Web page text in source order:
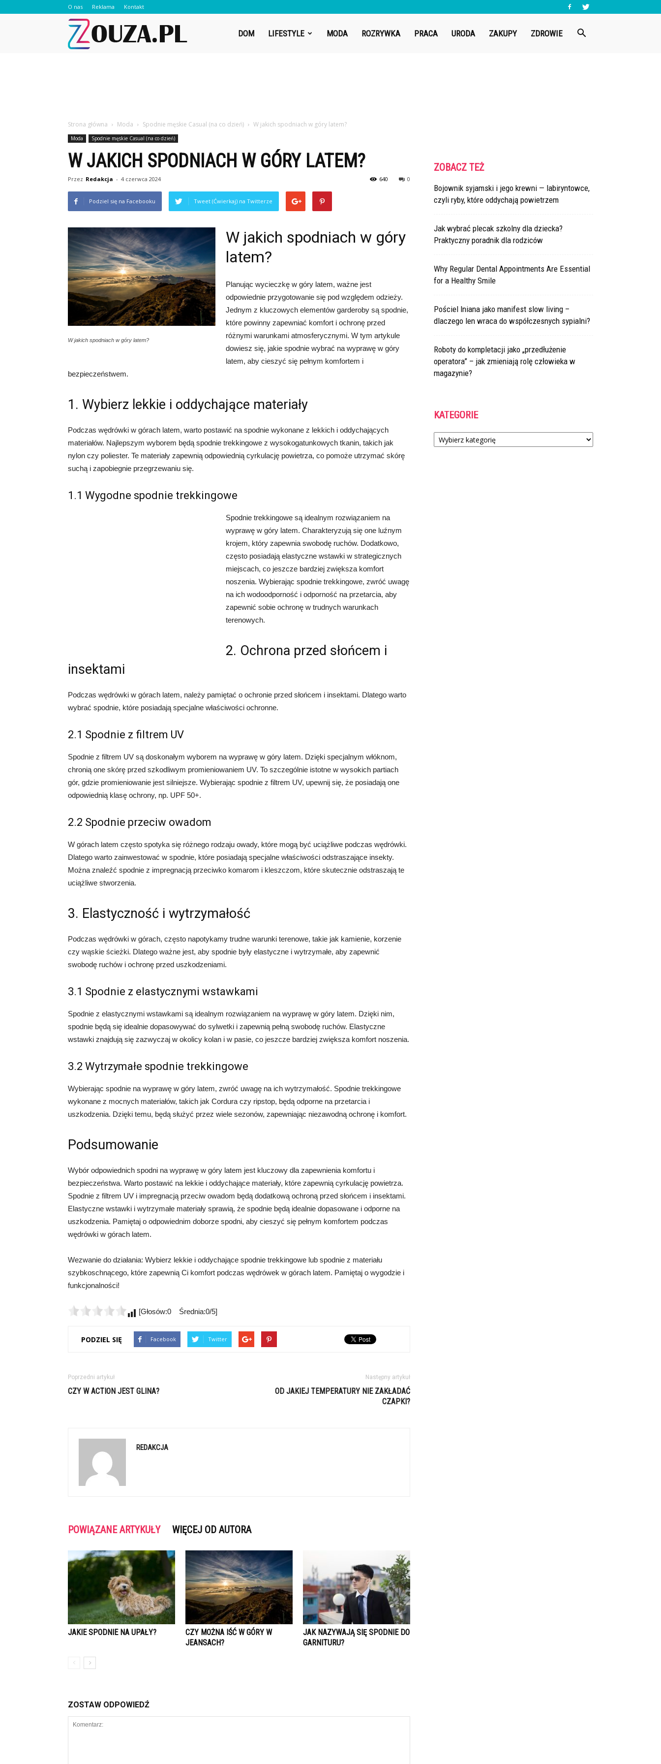
O nas Reklama Kontakt
DOM LIFESTYLE MODA ROZRYWKA PRACA URODA ZAKUPY ZDROWIE
Strona główna Moda Spodnie męskie Casual (na co dzień) W jakich spodniach w góry latem?
Moda Spodnie męskie Casual (na co dzień)
W JAKICH SPODNIACH W GÓRY LATEM?
Przez Redakcja - 4 czerwca 2024 0
640
Podziel się na Facebooku Tweet (Ćwierkaj) na Twitterze
W jakich spodniach w góry latem?
W jakich spodniach w góry
latem?
Planując wycieczkę w góry latem, ważne jest
odpowiednie przygotowanie się pod względem odzieży.
Jednym z kluczowych elementów garderoby są spodnie,
które powinny zapewniać komfort i ochronę przed
różnymi warunkami atmosferycznymi. W tym artykule
dowiesz się, jakie spodnie wybrać na wyprawę w góry
latem, aby cieszyć się pełnym komfortem i
bezpieczeństwem.
1. Wybierz lekkie i oddychające materiały
Podczas wędrówki w górach latem, warto postawić na spodnie wykonane z lekkich i oddychających
materiałów. Najlepszym wyborem będą spodnie trekkingowe z wysokogatunkowych tkanin, takich jak
nylon czy poliester. Te materiały zapewnią odpowiednią cyrkulację powietrza, co pomoże utrzymać skórę
suchą i zapobiegnie przegrzewaniu się.
1.1 Wygodne spodnie trekkingowe
Spodnie trekkingowe są idealnym rozwiązaniem na
wyprawę w góry latem. Charakteryzują się one luźnym
krojem, który zapewnia swobodę ruchów. Dodatkowo,
często posiadają elastyczne wstawki w strategicznych
miejscach, co jeszcze bardziej zwiększa komfort
noszenia. Wybierając spodnie trekkingowe, zwróć uwagę
na ich wodoodporność i odporność na przetarcia, aby
zapewnić sobie ochronę w trudnych warunkach
terenowych.
2. Ochrona przed słońcem i
insektami
Podczas wędrówki w górach latem, należy pamiętać o ochronie przed słońcem i insektami. Dlatego warto
wybrać spodnie, które posiadają specjalne właściwości ochronne.
2.1 Spodnie z filtrem UV
Spodnie z filtrem UV są doskonałym wyborem na wyprawę w góry latem. Dzięki specjalnym włóknom,
chronią one skórę przed szkodliwym promieniowaniem UV. To szczególnie istotne w wysokich partiach
gór, gdzie promieniowanie jest silniejsze. Wybierając spodnie z filtrem UV, upewnij się, że posiadają one
odpowiednią klasę ochrony, np. UPF 50+.
2.2 Spodnie przeciw owadom
W górach latem często spotyka się różnego rodzaju owady, które mogą być uciążliwe podczas wędrówki.
Dlatego warto zainwestować w spodnie, które posiadają specjalne właściwości odstraszające insekty.
Można znaleźć spodnie z impregnacją przeciwko komarom i kleszczom, które skutecznie odstraszają te
uciążliwe stworzenia.
3. Elastyczność i wytrzymałość
Podczas wędrówki w górach, często napotykamy trudne warunki terenowe, takie jak kamienie, korzenie
czy wąskie ścieżki. Dlatego ważne jest, aby spodnie były elastyczne i wytrzymałe, aby zapewnić
swobodę ruchów i ochronę przed uszkodzeniami.
3.1 Spodnie z elastycznymi wstawkami
Spodnie z elastycznymi wstawkami są idealnym rozwiązaniem na wyprawę w góry latem. Dzięki nim,
spodnie będą się idealnie dopasowywać do sylwetki i zapewnią pełną swobodę ruchów. Elastyczne
wstawki znajdują się zazwyczaj w okolicy kolan i w pasie, co jeszcze bardziej zwiększa komfort noszenia.
3.2 Wytrzymałe spodnie trekkingowe
Wybierając spodnie na wyprawę w góry latem, zwróć uwagę na ich wytrzymałość. Spodnie trekkingowe
wykonane z mocnych materiałów, takich jak Cordura czy ripstop, będą odporne na przetarcia i
uszkodzenia. Dzięki temu, będą służyć przez wiele sezonów, zapewniając niezawodną ochronę i komfort.
Podsumowanie
Wybór odpowiednich spodni na wyprawę w góry latem jest kluczowy dla zapewnienia komfortu i
bezpieczeństwa. Warto postawić na lekkie i oddychające materiały, które zapewnią cyrkulację powietrza.
Spodnie z filtrem UV i impregnacją przeciw owadom będą dodatkową ochroną przed słońcem i insektami.
Elastyczne wstawki i wytrzymałe materiały sprawią, że spodnie będą idealnie dopasowane i odporne na
uszkodzenia. Pamiętaj o odpowiednim doborze spodni, aby cieszyć się pełnym komfortem podczas
wędrówki w górach latem.
Wezwanie do działania: Wybierz lekkie i oddychające spodnie trekkingowe lub spodnie z materiału
szybkoschnącego, które zapewnią Ci komfort podczas wędrówek w górach latem. Pamiętaj o wygodzie i
funkcjonalności!
[Głosów:0 Średnia:0/5]
PODZIEL SIĘ Facebook Twitter
Poprzedni artykuł
CZY W ACTION JEST GLINA?
Następny artykuł
OD JAKIEJ TEMPERATURY NIE ZAKŁADAĆ
CZAPKI?
REDAKCJA
POWIĄZANE ARTYKUŁY WIĘCEJ OD AUTORA
JAKIE SPODNIE NA UPAŁY?
CZY MOŻNA IŚĆ W GÓRY W
JEANSACH?
JAK NAZYWAJĄ SIĘ SPODNIE DO
GARNITURU?
ZOSTAW ODPOWIEDŹ
ZOBACZ TEŻ
Bojownik syjamski i jego krewni — labiryntowce,
czyli ryby, które oddychają powietrzem
Jak wybrać plecak szkolny dla dziecka?
Praktyczny poradnik dla rodziców
Why Regular Dental Appointments Are Essential
for a Healthy Smile
Pościel lniana jako manifest slow living –
dlaczego len wraca do współczesnych sypialni?
Roboty do kompletacji jako „przedłużenie
operatora” – jak zmieniają rolę człowieka w
magazynie?
KATEGORIE
Kategorie